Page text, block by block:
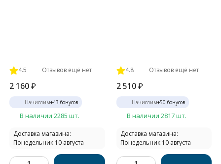
4.5 Отзывов ещё нет
2 160₽
Начислим+43 бонусов
В наличии 2285 шт.
Доставка магазина:
Понедельник 10 августа
4.8 Отзывов ещё нет
2 510 ₽
Начислим+50 бонусов
В наличии 2817 шт.
Доставка магазина:
Понедельник 10 августа